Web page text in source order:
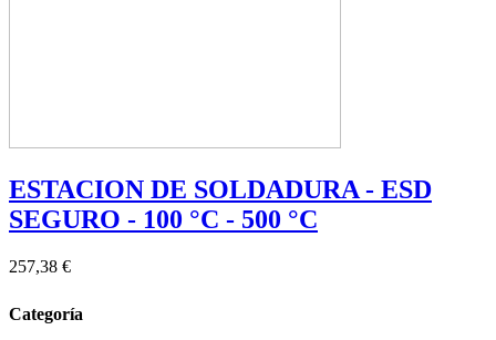
ESTACION DE SOLDADURA - ESD
SEGURO - 100 °C - 500 °C
257,38 €
Categoría